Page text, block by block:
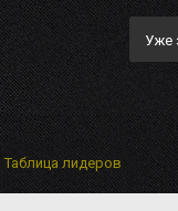
Уже
Таблица лидеров